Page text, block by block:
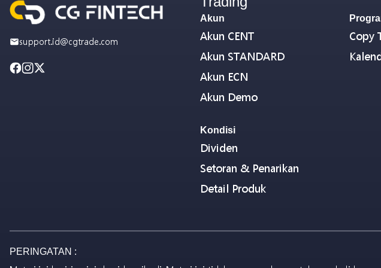
support.id@cgtrade.com
Akun
Akun CENT
Akun STANDARD
Akun ECN
Akun Demo
Kondisi
Dividen
Setoran & Penarikan
Detail Produk
Copy
PERINGATAN :